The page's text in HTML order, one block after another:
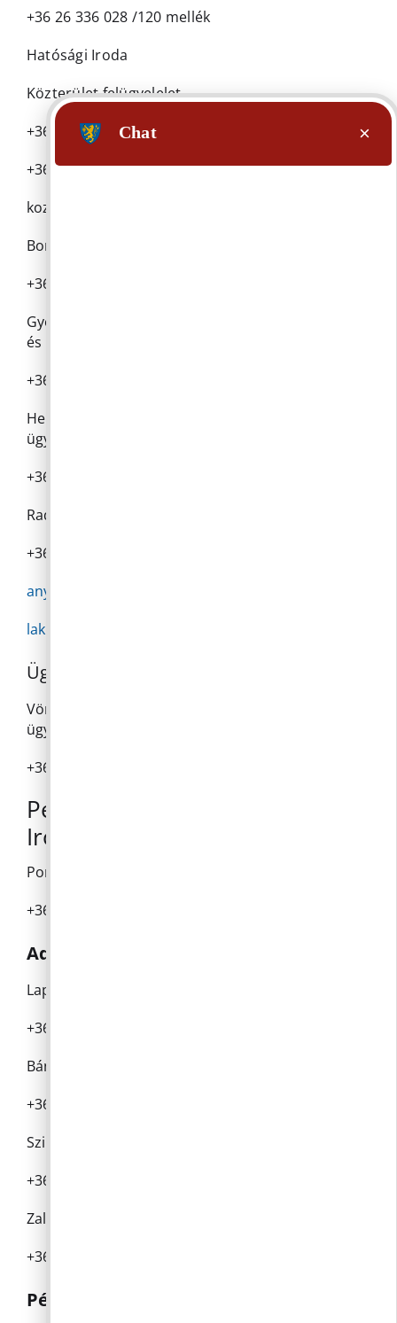
+36 26 336 028 /120 mellék
Hatósági Iroda
Közterület felügyelelet
+36 30 605 2577
+36 26 336 028 /118 mellék
kozterulet@pilisborosjeno.hu
Boros Gábor Szabolcs műszaki ügyintéző
+36 26 336 028 /118 mellék
Győri Katalin igazgatási ügyintéző: szociális ügyek
és telephely-kereskedelmi ügyek
+36 26 336 028 /120 mellék
Hermánn Renáta: igazgatási ügyintéző: lakcím
ügyek
+36 26 336 028 / 114 mellék
Radványi Judit anyakönyvvezető és lakcímügyek
+36 26 336 028 /114 mellék
anyakonyv@pilisborosjeno.hu
lakcim@pilisborosjeno.hu
Ügyfélszolgálat
Vörös Ildikó Valéria iktató és ügyfélszolgálati
ügyintéző
+36 26 336 028 /111 mellék
Pénzügyi és Gazdasági
Irodavezető
Porosné Pataki Anikó
+36 26 336 028 /128 mellék
Adócsoport
Lapusnyik Judit adóügyi csoportvezető
+36 26 336 028 /122 mellék
Bányai-Szalai Petra adóügyi ügyintéző
+36 26 336 028 /121 mellék
Szigeti János adóügyi ügyintéző
+36 30 151 2519
Zalatnay Judit adóügyi ügyintéző
+36 26 336 028 /119 mellék
Pénzügyi csoport